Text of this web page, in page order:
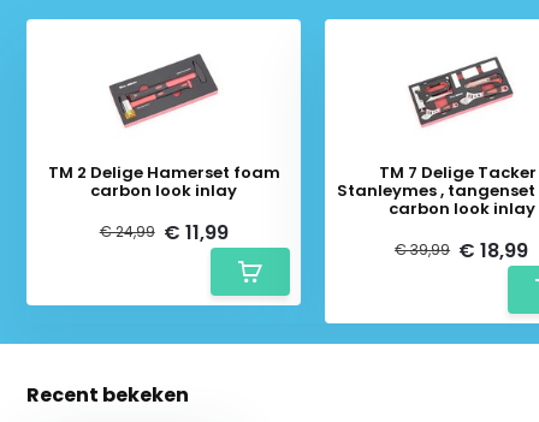
TM 2 Delige Hamerset foam
carbon look inlay
€ 24,99 € 11,99
TM 7 Delige Tacker
Stanleymes , tangenset foam
carbon look inlay
€ 39,99 € 18,99
Recent bekeken